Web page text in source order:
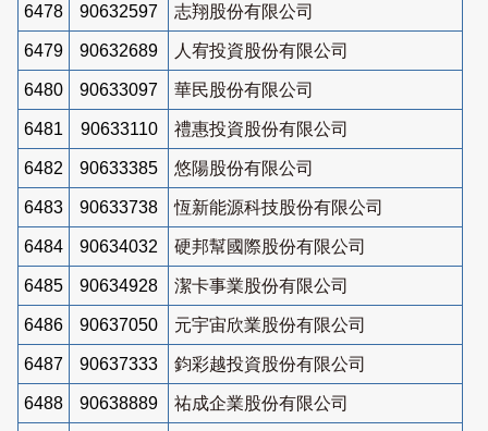
6478 90632597 志翔股份有限公司
6479 90632689 人宥投資股份有限公司
6480 90633097 華民股份有限公司
6481 90633110 禮惠投資股份有限公司
6482 90633385 悠陽股份有限公司
6483 90633738 恆新能源科技股份有限公司
6484 90634032 硬邦幫國際股份有限公司
6485 90634928 潔卡事業股份有限公司
6486 90637050 元宇宙欣業股份有限公司
6487 90637333 鈞彩越投資股份有限公司
6488 90638889 祐成企業股份有限公司